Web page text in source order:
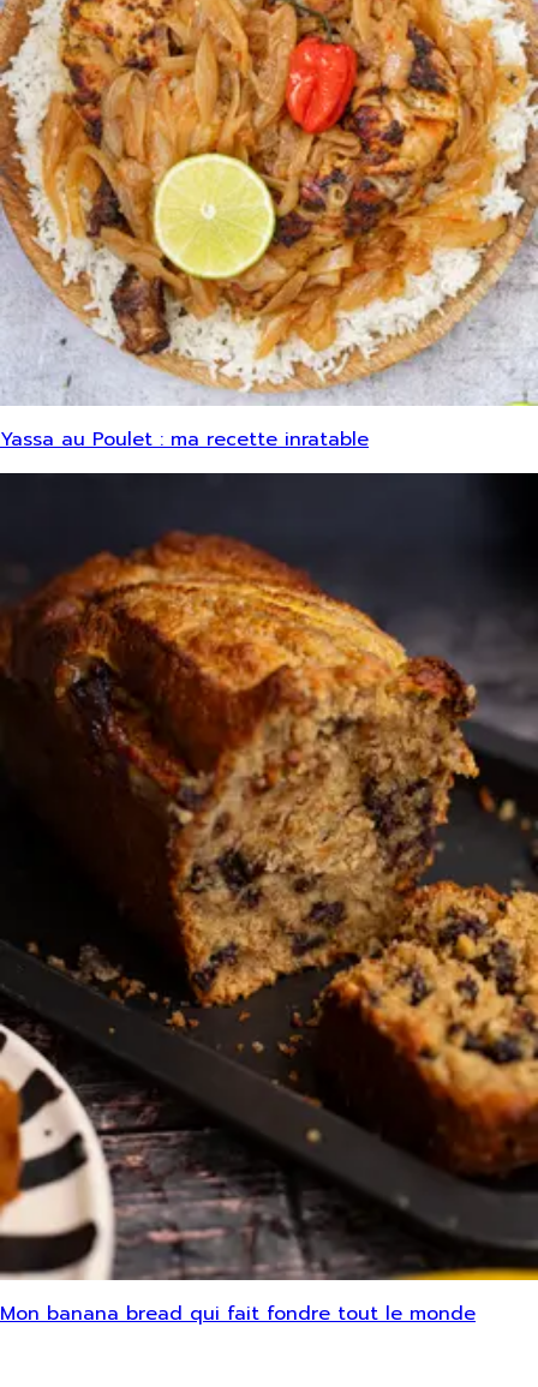
Yassa au Poulet : ma recette inratable
Mon banana bread qui fait fondre tout le monde